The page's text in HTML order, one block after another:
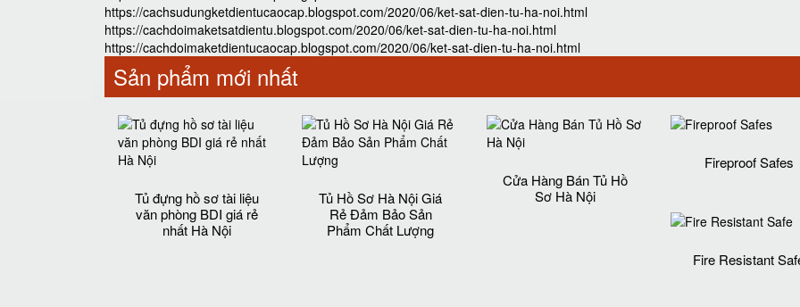
https://cachsudungketdientucaocap.blogspot.com/2020/06/ket-sat-dien-tu-ha-noi.html
https://cachdoimaketsatdientu.blogspot.com/2020/06/ket-sat-dien-tu-ha-noi.html
https://cachdoimaketdientucaocap.blogspot.com/2020/06/ket-sat-dien-tu-ha-noi.html
Sản phẩm mới nhất
Tủ đựng hồ sơ tài liệu
văn phòng BDI giá rẻ
nhất Hà Nội
Tủ Hồ Sơ Hà Nội Giá
Rẻ Đảm Bảo Sản
Phẩm Chất Lượng‎
Cửa Hàng Bán Tủ Hồ
Sơ Hà Nội
Fireproof Safes
Fire Resistant